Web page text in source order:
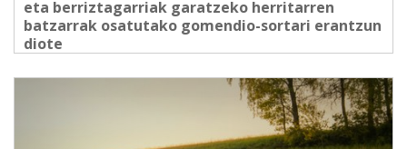
eta berriztagarriak garatzeko herritarren
batzarrak osatutako gomendio-sortari erantzun
diote